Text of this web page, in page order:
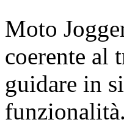
Moto
coerente al
guidare in